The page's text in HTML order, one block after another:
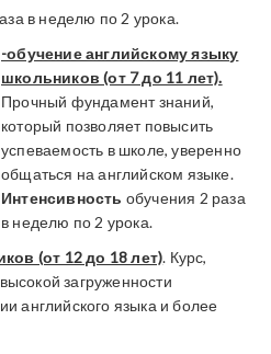
в неделю по 2 урока.
-обучение английскому языку
школьников (от 7 до 11 лет).
Прочный фундамент знаний,
который позволяет повысить
успеваемость в школе, уверенно
общаться на английском языке.
Интенсивность обучения 2 раза
в неделю по 2 урока.
(от 12 до 18 лет). Курс,
загруженности
английского языка и более